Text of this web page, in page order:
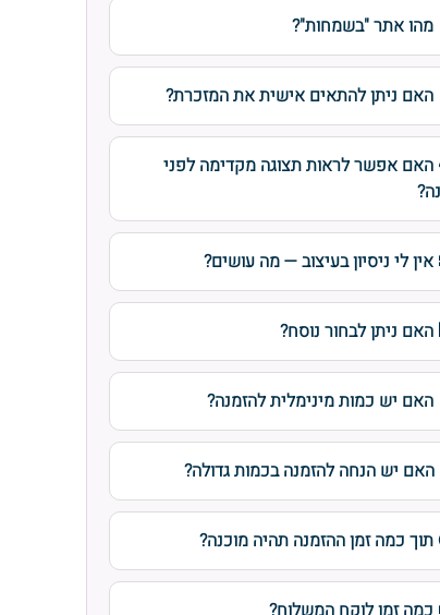
מהו אתר "בשמחות"?
האם ניתן להתאים אישית את המזכרת?
אפשר לראות תצוגה מקדימה לפני
לי ניסיון בעיצוב — מה עושים?
האם ניתן לבחור נוסח?
האם יש כמות מינימלית להזמנה?
האם יש הנחה להזמנה בכמות גדולה?
כמה זמן ההזמנה תהיה מוכנה?